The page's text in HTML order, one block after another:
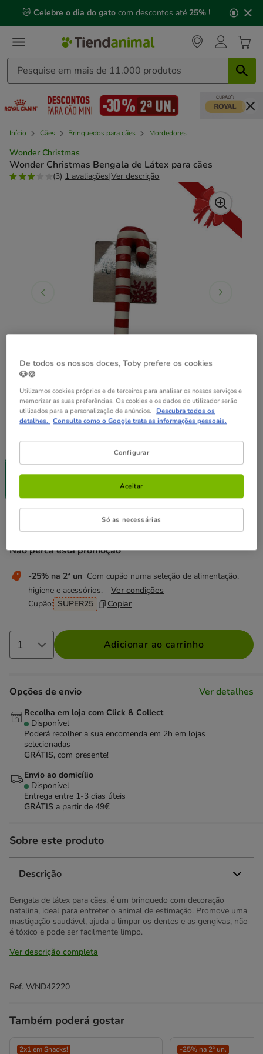
mensagem,
🐱 Celebre o dia do gato com descontos até 25% !
Início Cães Brinquedos para cães Mordedores
Wonder Christmas
Wonder Christmas Bengala de Látex para cães
(3) 1 avaliações|Ver descrição
Presentación:1 ud.
1 ud.
un.
Não perca esta promoção
-25% na 2ª un Com cupão numa seleção de alimentação,
higiene e acessórios.
Ver condições
Cupão: SUPER25 Copiar
Adicionar ao carrinho
Opções de envio Ver detalhes
Recolha em loja com Click & Collect
Disponível
Poderá recolher a sua encomenda em 2h em lojas
selecionadas
GRÁTIS, com presente!
Envio ao domicílio
Disponível
Entrega entre 1-3 dias úteis
GRÁTIS a partir de 49€
Sobre este produto
Descrição
Bengala de látex para cães, é um brinquedo com decoração
natalina, ideal para entreter o animal de estimação. Promove uma
mastigação saudável, ajuda a limpar os dentes e as gengivas, não
é tóxico e pode ser facilmente limpo.
Ver descrição completa
Ref. WND42220
Também poderá gostar
2x1 em Snacks! -25% na 2ª un.
De todos os nossos doces, Toby prefere os cookies
🐶🍪
Utilizamos cookies próprios e de terceiros para analisar os nossos serviços e
memorizar as suas preferências. Os cookies e os dados do utilizador serão
utilizados para a personalização de anúncios. Descubra todos os
detalhes. Consulte como o Google trata as informações pessoais.
Configurar
Só as necessárias
Aceitar